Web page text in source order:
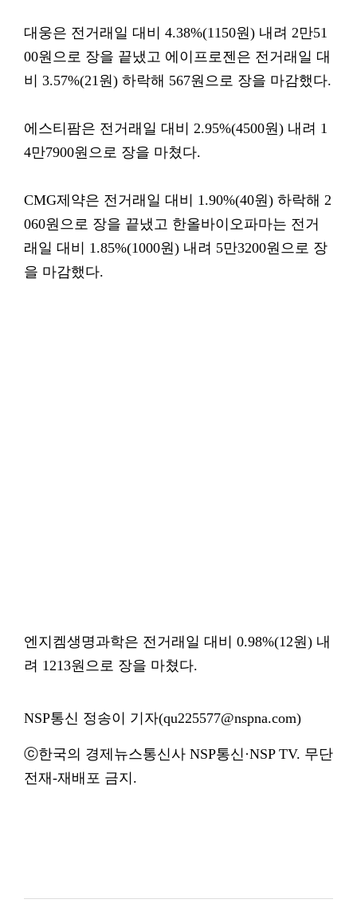
대웅은 전거래일 대비 4.38%(1150원) 내려 2만51
00원으로 장을 끝냈고 에이프로젠은 전거래일 대
비 3.57%(21원) 하락해 567원으로 장을 마감했다.
에스티팜은 전거래일 대비 2.95%(4500원) 내려 1
4만7900원으로 장을 마쳤다.
CMG제약은 전거래일 대비 1.90%(40원) 하락해 2
060원으로 장을 끝냈고 한올바이오파마는 전거
래일 대비 1.85%(1000원) 내려 5만3200원으로 장
을 마감했다.
엔지켐생명과학은 전거래일 대비 0.98%(12원) 내
려 1213원으로 장을 마쳤다.
NSP통신 정송이 기자(qu225577@nspna.com)
ⓒ한국의 경제뉴스통신사 NSP통신·NSP TV. 무단
전재-재배포 금지.